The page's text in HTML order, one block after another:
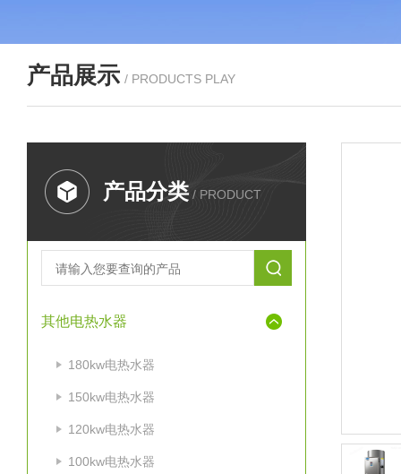
产品展示 / PRODUCTS PLAY
产品分类 / PRODUCT
其他电热水器
180kw电热水器
150kw电热水器
120kw电热水器
100kw电热水器